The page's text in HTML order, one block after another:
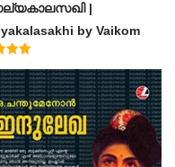
|
by Vaikom
Basheer
of 5